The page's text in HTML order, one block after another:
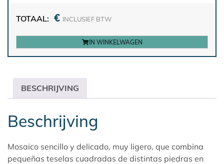
TOTAAL: € INCLUSIEF BTW
IN WINKELWAGEN
BESCHRIJVING
Beschrijving
Mosaico sencillo y delicado, muy ligero, que combina
pequeñas teselas cuadradas de distintas piedras en